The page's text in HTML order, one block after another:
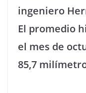
ingeniero
El promedio
el mes de
85,7